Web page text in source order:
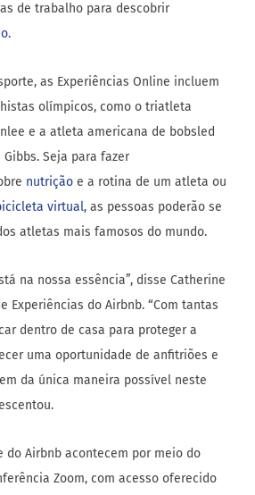
de trabalho para descobrir
o.
as Experiências Online incluem
olímpicos, como o triatleta
e a atleta americana de bobsled
Seja para fazer
nutrição e a rotina de um atleta ou
icicleta virtual, as pessoas poderão se
atletas mais famosos do mundo.
na nossa essência”, disse Catherine
Experiências do Airbnb. “Com tantas
dentro de casa para proteger a
uma oportunidade de anfitriões e
da única maneira possível neste
do Airbnb acontecem por meio do
Zoom, com acesso oferecido